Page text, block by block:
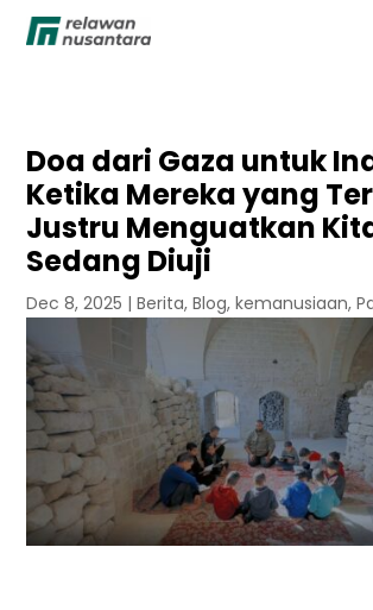
Doa dari Gaza untuk
Ketika Mereka yang
Justru Menguatkan
Sedang Diuji
Dec 8, 2025 |Berita,Blog,kemanusiaan,